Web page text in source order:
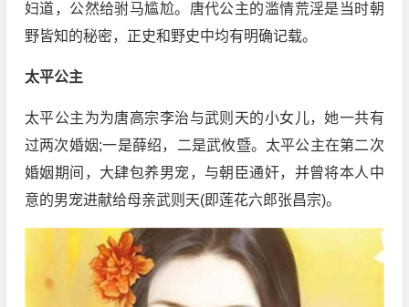
妇道，公然给驸马尴尬。唐代公主的滥情荒淫是当时朝
野皆知的秘密，正史和野史中均有明确记载。
太平公主
太平公主为为唐高宗李治与武则天的小女儿，她一共有
过两次婚姻;一是薛绍，二是武攸暨。太平公主在第二次
婚姻期间，大肆包养男宠，与朝臣通奸，并曾将本人中
意的男宠进献给母亲武则天(即莲花六郎张昌宗)。